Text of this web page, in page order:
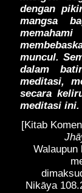
dengan
mangsa
muncul.
dalam
meditasi,
secara
meditasi ini.
[Kitab
Nikāya